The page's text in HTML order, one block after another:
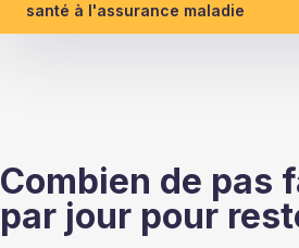
santé à l'assurance maladie
Combien de pas
par jour pour